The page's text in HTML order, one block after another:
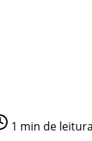
1 min de leitura